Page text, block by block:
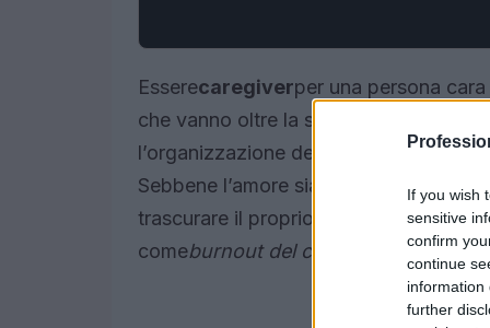
If you wish
sensitive
confirm
continue
information
further
Esserecaregiverper una persona
che vanno oltre la semplice
l’organizzazione della vita quotidiana
Sebbene l’amore sia il motore di
trascurare il proprio benessere,
comeburnout del caregiver